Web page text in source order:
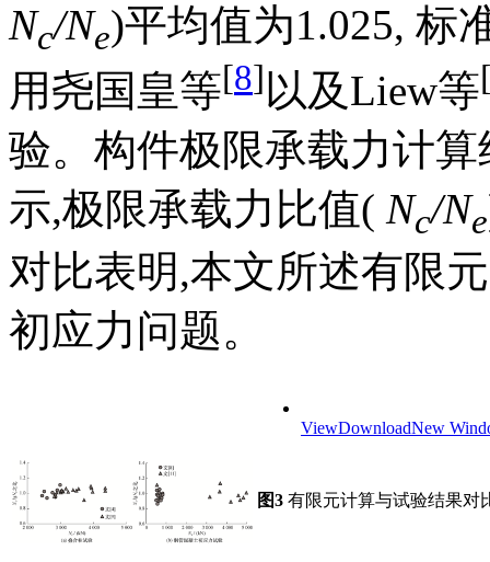
Nc/Ne)平均值为1.025, 标
用尧国皇等[8]以及Liew等
验。构件极限承载力计
示,极限承载力比值( Nc/Ne
对比表明,本文所述有限
初应力问题。
ViewDownloadNew
图3 有限元计算与试验结果对